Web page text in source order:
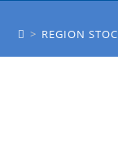
> REGION